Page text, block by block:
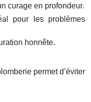
curage en profondeur.
pour les problèmes
honnête.
permet d’éviter